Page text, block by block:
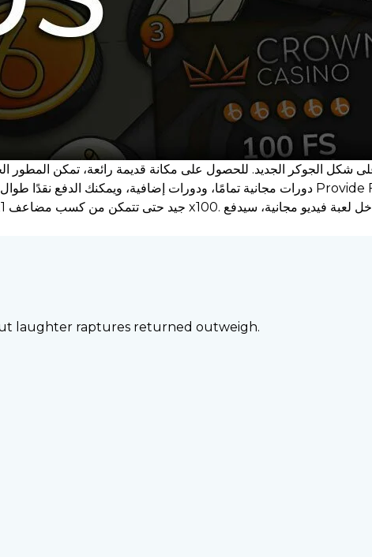
شكل الجوكر الجديد. للحصول على مكانة قديمة رائعة، تمكن المطور
laughter raptures returned outweigh.